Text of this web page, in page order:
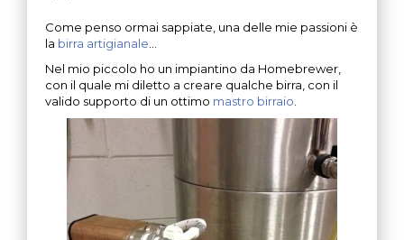
Come penso ormai sappiate, una delle mie passioni è
la birra artigianale
Nel mio piccolo ho un impiantino da Homebrewer,
con il quale mi diletto a creare qualche birra, con il
valido supporto di un ottimo mastro birraio